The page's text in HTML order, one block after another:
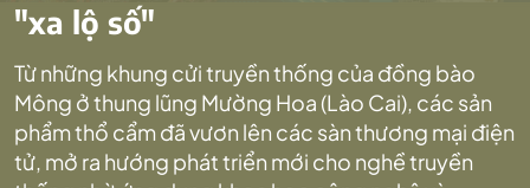
"xa lộ số"
Từ những khung cửi truyền thống của đồng bào
Mông ở thung lũng Mường Hoa (Lào Cai), các sản
phẩm thổ cẩm đã vươn lên các sàn thương mại điện
tử, mở ra hướng phát triển mới cho nghề truyền